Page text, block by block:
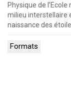
Physique de
milieu interstellaire
naissance des
Formats